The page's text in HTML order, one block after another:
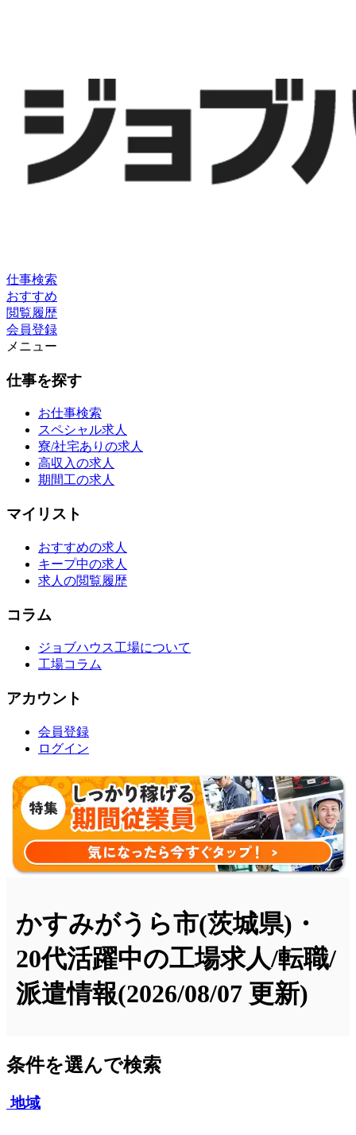
仕事検索
おすすめ
閲覧履歴
会員登録
メニュー
仕事を探す
お仕事検索
スペシャル求人
寮/社宅ありの求人
高収入の求人
期間工の求人
マイリスト
おすすめの求人
キープ中の求人
求人の閲覧履歴
コラム
ジョブハウス工場について
工場コラム
アカウント
会員登録
ログイン
かすみがうら市(茨城県)・
20代活躍中の工場求人/転職/
派遣情報(2026/08/07 更新)
条件を選んで検索
地域